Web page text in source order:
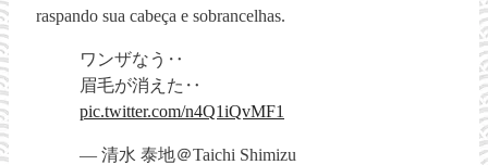
raspando sua cabeça e sobrancelhas.
ワンザなう‥
眉毛が消えた‥
pic.twitter.com/n4Q1iQvMF1
— 清水 泰地＠Taichi Shimizu